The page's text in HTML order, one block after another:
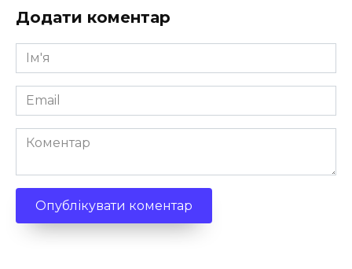
Додати коментар
Ім'я
*
Email
*
Коментар